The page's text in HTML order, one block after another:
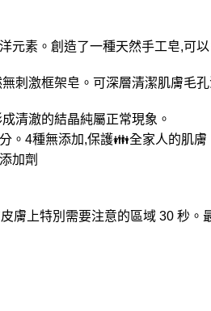
元素。創造了一種天然手工皂,可
刺激框架皂。可深層清潔肌膚毛
清澈的結晶純屬正常現象。
。4種無添加,保護👪全家人的肌膚
加劑
膚上特別需要注意的區域 30 秒。